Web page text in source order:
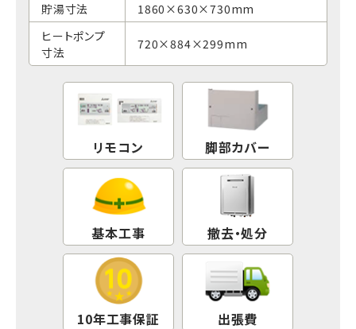
貯湯寸法
1860×630×730mm
ヒートポンプ
寸法
720×884×299mm
リモコン 脚部カバー
基本工事 撤去・処分
10年工事保証 出張費